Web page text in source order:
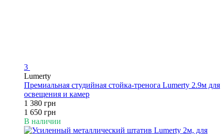
3
Lumerty
Премиальная студийная стойка-тренога Lumerty 2.9м для
освещения и камер
1 380 грн
1 650 грн
В наличии